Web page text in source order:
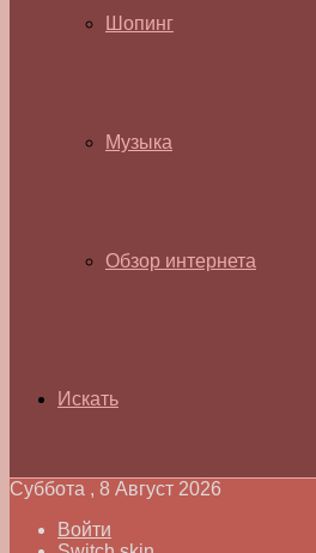
Шопинг
Музыка
Обзор интернета
Искать
Суббота , 8 Август 2026
Войти